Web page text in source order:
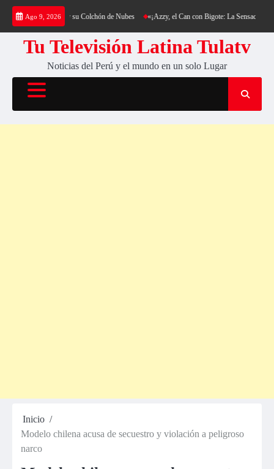
Saltar
contenido
Ago 9, 2026
Cerro Cantería y su Colchón de Nubes «¡Azzy, el Can con Bigote: La Sensación
Tu Televisión Latina Tulatv
Noticias del Perú y el mundo en un solo Lugar
Inicio
Modelo chilena acusa de secuestro y violación a peligroso
narco